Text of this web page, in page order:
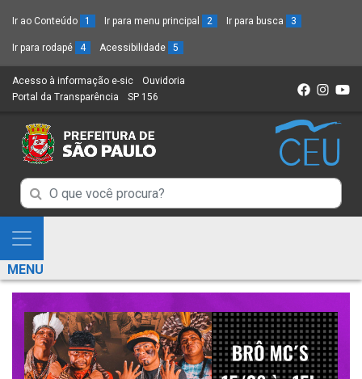
Ir ao Conteúdo 1 Ir para menu principal 2 Ir para busca 3
Ir para rodapé 4 Acessibilidade 5
Acesso à informação e-sic (Link
para
novo
sítio)
Ouvidoria
Portal da Transparência (Link
um
novo
SP 156
Campo
de
Busca
de
informações
Campo
de
de
informações
Mostra
e
Esconde
Menu
MENU